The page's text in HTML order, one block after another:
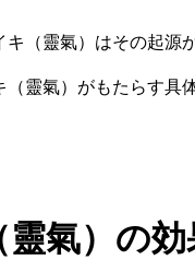
キ（靈氣）はその起源
（靈氣）がもたらす具
靈氣）の